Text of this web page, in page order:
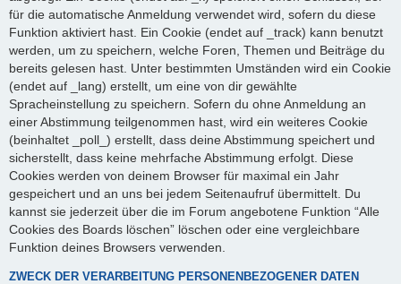
für die automatische Anmeldung verwendet wird, sofern du diese
Funktion aktiviert hast. Ein Cookie (endet auf _track) kann benutzt
werden, um zu speichern, welche Foren, Themen und Beiträge du
bereits gelesen hast. Unter bestimmten Umständen wird ein Cookie
(endet auf _lang) erstellt, um eine von dir gewählte
Spracheinstellung zu speichern. Sofern du ohne Anmeldung an
einer Abstimmung teilgenommen hast, wird ein weiteres Cookie
(beinhaltet _poll_) erstellt, dass deine Abstimmung speichert und
sicherstellt, dass keine mehrfache Abstimmung erfolgt. Diese
Cookies werden von deinem Browser für maximal ein Jahr
gespeichert und an uns bei jedem Seitenaufruf übermittelt. Du
kannst sie jederzeit über die im Forum angebotene Funktion “Alle
Cookies des Boards löschen” löschen oder eine vergleichbare
Funktion deines Browsers verwenden.
ZWECK DER VERARBEITUNG PERSONENBEZOGENER DATEN